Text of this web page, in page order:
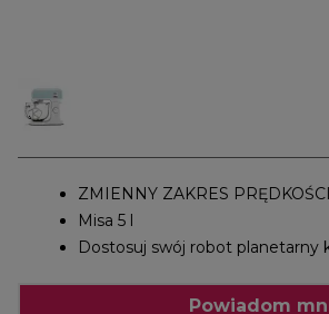
ZMIENNY ZAKRES PRĘDKOŚCI
Misa 5 l
Dostosuj swój robot planetarny
Powiadom